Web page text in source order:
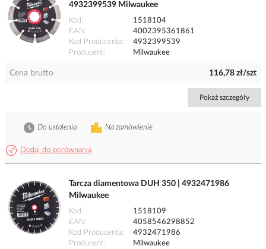
4932399539 Milwaukee
Kod
1518104
EAN
4002395361861
Kod Producenta
4932399539
Producent
Milwaukee
Cena brutto 116,78 zł/szt
Pokaż szczegóły
Dodaj do porównania
Na zamówienie
Do ustalenia
Tarcza diamentowa DUH 350 | 4932471986
Milwaukee
Kod
1518109
EAN
4058546298852
Kod Producenta
4932471986
Producent
Milwaukee